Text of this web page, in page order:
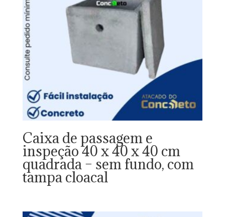
Caixa de passagem e
inspeção 40 x 40 x 40 cm
quadrada – sem fundo, com
tampa cloacal